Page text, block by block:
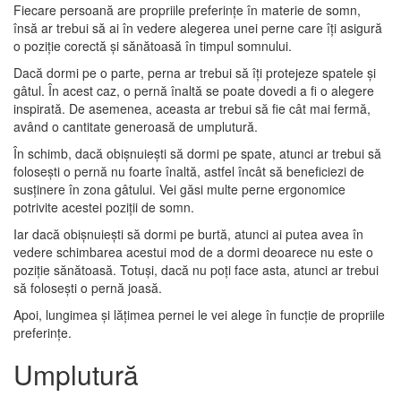
Fiecare persoană are propriile preferințe în materie de somn,
însă ar trebui să ai în vedere alegerea unei perne care îți asigură
o poziție corectă și sănătoasă în timpul somnului.
Dacă dormi pe o parte, perna ar trebui să îți protejeze spatele și
gâtul. În acest caz, o pernă înaltă se poate dovedi a fi o alegere
inspirată. De asemenea, aceasta ar trebui să fie cât mai fermă,
având o cantitate generoasă de umplutură.
În schimb, dacă obișnuiești să dormi pe spate, atunci ar trebui să
folosești o pernă nu foarte înaltă, astfel încât să beneficiezi de
susținere în zona gâtului. Vei găsi multe perne ergonomice
potrivite acestei poziții de somn.
Iar dacă obișnuiești să dormi pe burtă, atunci ai putea avea în
vedere schimbarea acestui mod de a dormi deoarece nu este o
poziție sănătoasă. Totuși, dacă nu poți face asta, atunci ar trebui
să folosești o pernă joasă.
Apoi, lungimea și lățimea pernei le vei alege în funcție de propriile
preferințe.
Umplutură